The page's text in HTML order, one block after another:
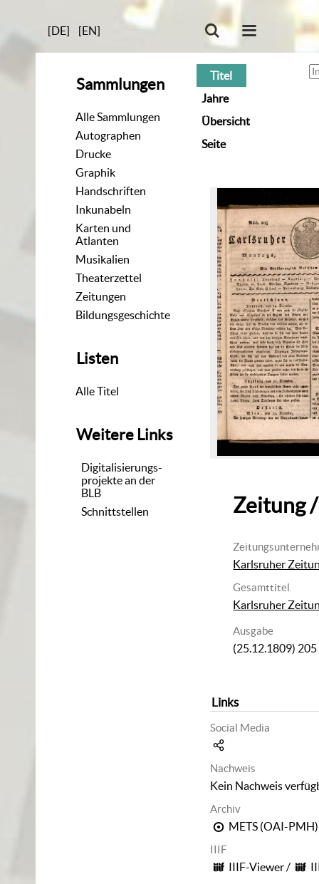
[DE] [EN]
Sammlungen
Alle Sammlungen
Autographen
Drucke
Graphik
Handschriften
Inkunabeln
Karten und
Atlanten
Musikalien
Theaterzettel
Zeitungen
Bildungsgeschichte
Listen
Alle Titel
Weitere Links
Digitalisierungs-
projekte an der
BLB
Schnittstellen
Titel
Jahre
Übersicht
Seite
Zeitung
Karlsruher
Gesamttitel
Karlsruher
Ausgabe
(25.12.1809) 205
Links
Social Media
Nachweis
Kein Nachweis
Archiv
METS (OAI-PMH)
IIIF
IIIF-Viewer/